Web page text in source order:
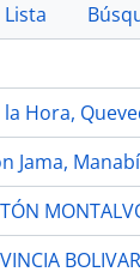
Lista
Hora,
Jama,